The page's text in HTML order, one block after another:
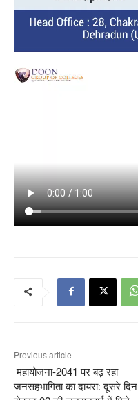
Previous article
महायोजना-2041 पर बढ़ रहा
जनसहभागिता का दायरा: दूसरे दिन